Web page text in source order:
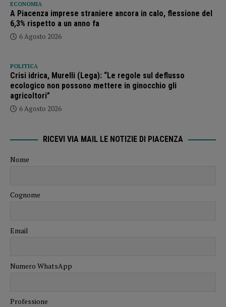
ECONOMIA
A Piacenza imprese straniere ancora in calo, flessione del
6,3% rispetto a un anno fa
6 Agosto 2026
POLITICA
Crisi idrica, Murelli (Lega): “Le regole sul deflusso
ecologico non possono mettere in ginocchio gli
agricoltori”
6 Agosto 2026
RICEVI VIA MAIL LE NOTIZIE DI PIACENZA
Nome
Cognome
Email
Numero WhatsApp
Professione